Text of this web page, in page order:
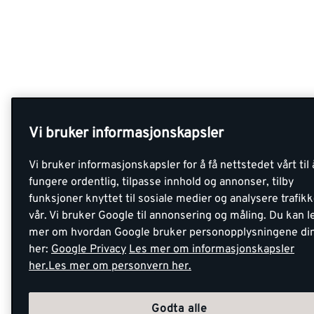
Vi bruker informasjonskapsler
Vi bruker informasjonskapsler for å få nettstedet vårt til
fungere ordentlig, tilpasse innhold og annonser, tilby
funksjoner knyttet til sosiale medier og analysere
vår. Vi bruker Google til annonsering og måling. Du kan
mer om hvordan Google bruker personopplysningene
her: Google Privacy Les mer om informasjonskapsler
her.Les mer om personvern her.
Godta alle